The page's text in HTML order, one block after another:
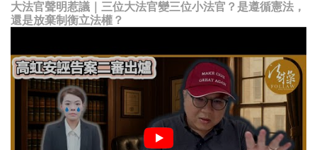
大法官聲明惹議｜三位大法官變三位小法官？是遵循憲法，
還是放棄制衡立法權？